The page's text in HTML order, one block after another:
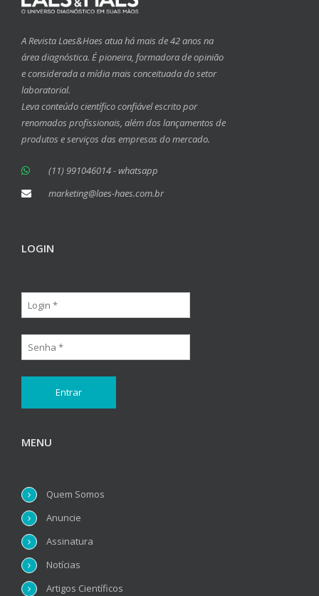
A Revista Laes&Haes atua há mais de 42 anos na
área diagnóstica. É pioneira, formadora de opinião
e considerada a mídia mais conceituada do setor
laboratorial.
Leva conteúdo científico confiável escrito por
renomados profissionais, além dos lançamentos de
produtos e serviços das empresas do mercado.
(11) 991046014 - whatsapp
marketing@laes-haes.com.br
LOGIN
MENU
Quem Somos
Anuncie
Assinatura
Notícias
Artigos Científicos